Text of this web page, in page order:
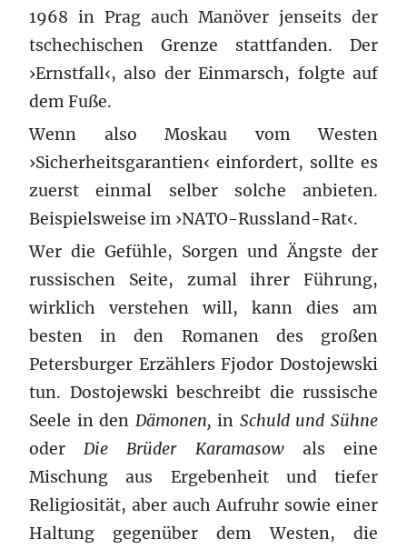
1968 in Prag auch Manöver jenseits der
tschechischen Grenze stattfanden. Der
›Ernstfall‹, also der Einmarsch, folgte auf
dem Fuße.
Wenn also Moskau vom Westen
›Sicherheitsgarantien‹ einfordert, sollte es
zuerst einmal selber solche anbieten.
Beispielsweise im ›NATO-Russland-Rat‹.
Wer die Gefühle, Sorgen und Ängste der
russischen Seite, zumal ihrer Führung,
wirklich verstehen will, kann dies am
besten in den Romanen des großen
Petersburger Erzählers Fjodor Dostojewski
tun. Dostojewski beschreibt die russische
Seele in den Dämonen, in Schuld und Sühne
oderDie Brüder Karamasowals eine
Mischung aus Ergebenheit und tiefer
Religiosität, aber auch Aufruhr sowie einer
Haltung gegenüber dem Westen, die